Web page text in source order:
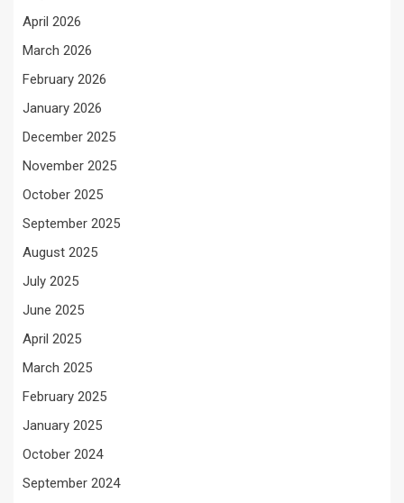
April 2026
March 2026
February 2026
January 2026
December 2025
November 2025
October 2025
September 2025
August 2025
July 2025
June 2025
April 2025
March 2025
February 2025
January 2025
October 2024
September 2024